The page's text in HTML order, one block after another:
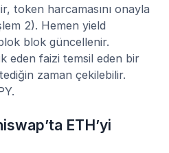
token harcamasını onayla
2). Hemen yield
blok güncellenir.
eden faizi temsil eden bir
zaman çekilebilir.
ETH’yi